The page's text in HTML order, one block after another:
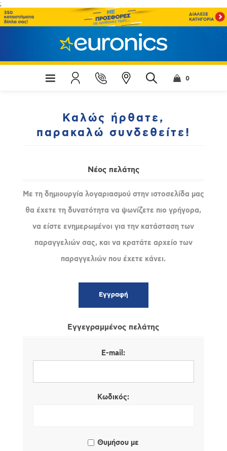
;
0
Καλώς ήρθατε,
παρακαλώ συνδεθείτε!
Νέος πελάτης
Με τη δημιουργία λογαριασμού στην ιστοσελίδα μας
θα έχετε τη δυνατότητα να ψωνίζετε πιο γρήγορα,
να είστε ενημερωμένοι για την κατάσταση των
παραγγελιών σας, και να κρατάτε αρχείο των
παραγγελιών που έχετε κάνει.
Εγγεγραμμένος πελάτης
E-mail:
Κωδικός:
Θυμήσου με